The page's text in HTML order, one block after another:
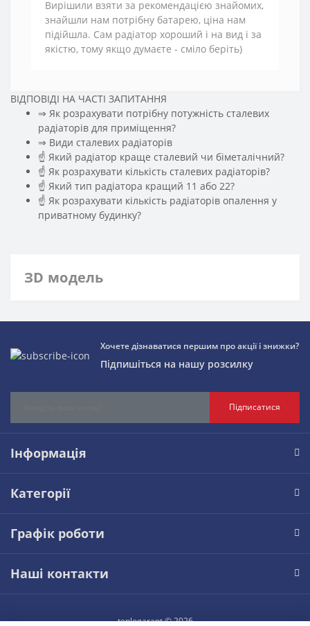
Вирішили взяти за рекомендацією знайомих,
знайшли нам потрібну батарею, ціна нам
підійшла. Сам радіатор хороший і на вид і за
якістю, тому якщо думаєте - сміло беріть)
ВІДПОВІДІ НА ЧАСТІ ЗАПИТАННЯ
⇒ Як розрахувати потрібну потужність сталевих
радіаторів для приміщення?
️⇒ Види сталевих радіаторів
☝ Який радіатор краще сталевий чи біметалічний?
☝ Як розрахувати кількість сталевих радіаторів?
☝ Який тип радіатора кращий 11 або 22?
☝ Як розрахувати кількість радіаторів опалення у
приватному будинку?
ЗD модель
Хочете дізнаватися першим про акції і знижки?
Підпишіться на нашу розсилку
Підписатися
Інформація
Категорії
Графік роботи
Наші контакти
teplogarant © 2026